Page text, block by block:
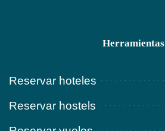
Herramientas
Reservar hoteles
Reservar hostels